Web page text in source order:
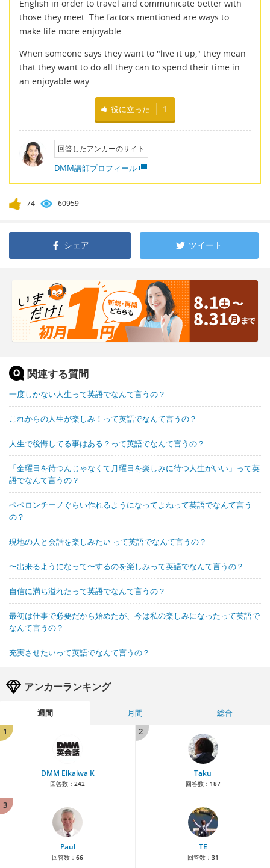
English in order to travel and communicate better with
those they meet. The factors mentioned are ways to
make life more enjoyable.
When someone says they want to "live it up," they mean
that they want to do all they can to spend their time in
an enjoyable way.
役に立った 1
回答したアンカーのサイト
DMM講師プロフィール
74 60959
シェア ツイート
関連する質問
一度しかない人生って英語でなんて言うの？
これからの人生が楽しみ！って英語でなんて言うの？
人生で後悔してる事はある？って英語でなんて言うの？
「金曜日を待つんじゃなくて月曜日を楽しみに待つ人生がいい」って英
語でなんて言うの？
ペペロンチーノぐらい作れるようになってよねって英語でなんて言う
の？
現地の人と会話を楽しみたい って英語でなんて言うの？
〜出来るようになって〜するのを楽しみって英語でなんて言うの？
自信に満ち溢れたって英語でなんて言うの？
最初は仕事で必要だから始めたが、今は私の楽しみになったって英語で
なんて言うの？
充実させたいって英語でなんて言うの？
アンカーランキング
週間 月間
総合
1
DMM Eikaiwa K
回答数： 242
2
Taku
回答数： 187
3
Paul
回答数： 66
TE
回答数： 31